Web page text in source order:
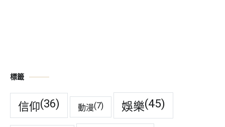
標籤
信仰(36) 動漫(7) 娛樂(45)